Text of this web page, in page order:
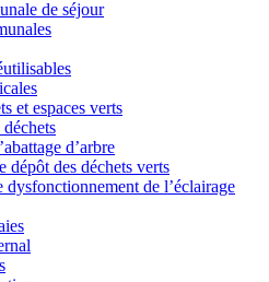
de séjour
et espaces verts
d’arbre
dépôt des déchets verts
dysfonctionnement de l’éclairage